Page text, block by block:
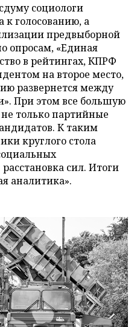
социологи
к голосованию, а
предвыборной
опросам, «Единая
в рейтингах, КПРФ
на второе место,
развернется между
При этом все большую
только партийные
К таким
круглого стола
сил. Итоги
аналитика».